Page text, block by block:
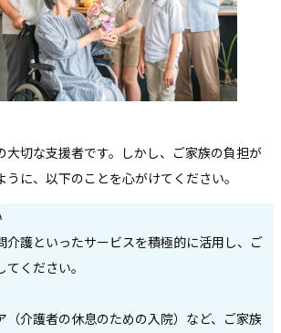
大切な支援者です。しかし、ご家族の負担が
に、以下のことを心がけてください。
護といったサービスを積極的に活用し、ご
ください。
介護者の休息のための入院）など、ご家族